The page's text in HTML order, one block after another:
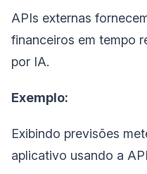
APIs externas
financeiros em tempo
por IA.
Exemplo:
Exibindo previsões
aplicativo usando a